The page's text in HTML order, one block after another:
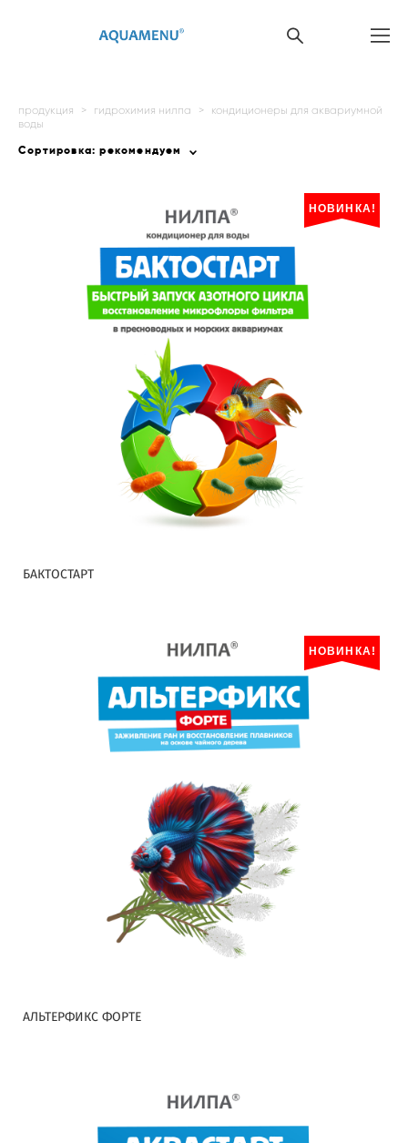
продукция > гидрохимия нилпа > кондиционеры для аквариумной
воды
Сортировка: рекомендуем
НОВИНКА!
БАКТОСТАРТ
НОВИНКА!
АЛЬТЕРФИКС ФОРТЕ